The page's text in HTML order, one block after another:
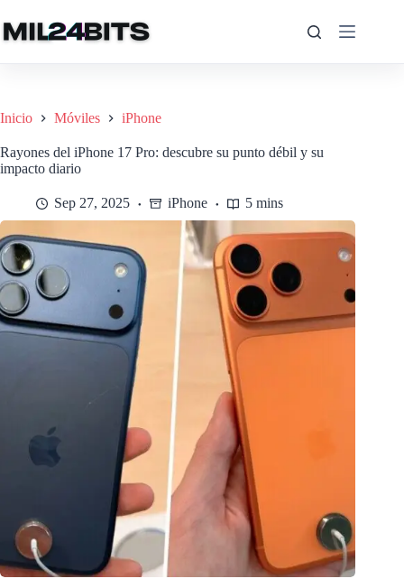
al
contenido
Inicio Móviles iPhone
Rayones del iPhone 17 Pro: descubre su punto débil y su
impacto diario
Sep 27, 2025 iPhone 5 mins